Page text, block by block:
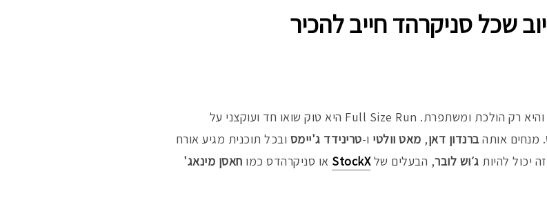
שכל סניקרהד חייב להכיר
כבר שלוש עונות שהתוכנית המצוינת הזו רצה והיא רק הולכת ומשתפרת. Full Size Run היא טוק שואו חד ועוקצני על
. מנחים אותהברנדון דאן, מאט וולטי ו-טרינידד ג'יימס ובכל תוכנית מגיע אורח
יכול להיות ג׳וש לובר, הבעלים שלStockX או סניקרהדס כמו חאסן מינאג'